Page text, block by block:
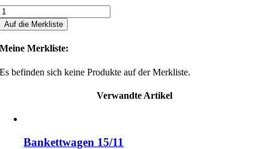
Auf die Merkliste
Meine Merkliste:
Es befinden sich keine Produkte auf der Merkliste.
Verwandte Artikel
Bankettwagen 15/11